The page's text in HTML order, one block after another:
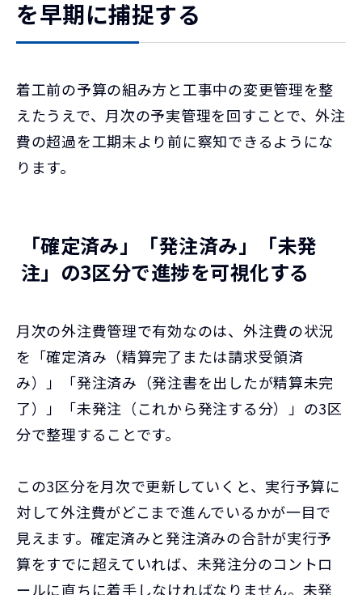
を早期に捕捉する
着工前の予算の組み方と工事中の変更管理を整
えたうえで、月次の予実管理を回すことで、外注
費の超過を工期末より前に察知できるようにな
ります。
「確定済み」「発注済み」「未発
注」の3区分で進捗を可視化する
月次の外注費管理で有効なのは、外注費の状況
を「確定済み（精算完了または請求受領済
み）」「発注済み（発注書を出したが精算未完
了）」「未発注（これから発注する分）」の3区
分で整理することです。
この3区分を月次で更新していくと、実行予算に
対して外注費がどこまで進んでいるかが一目で
見えます。確定済みと発注済みの合計が実行予
算をすでに超えていれば、未発注分のコントロ
ールに直ちに着手しなければなりません。未発